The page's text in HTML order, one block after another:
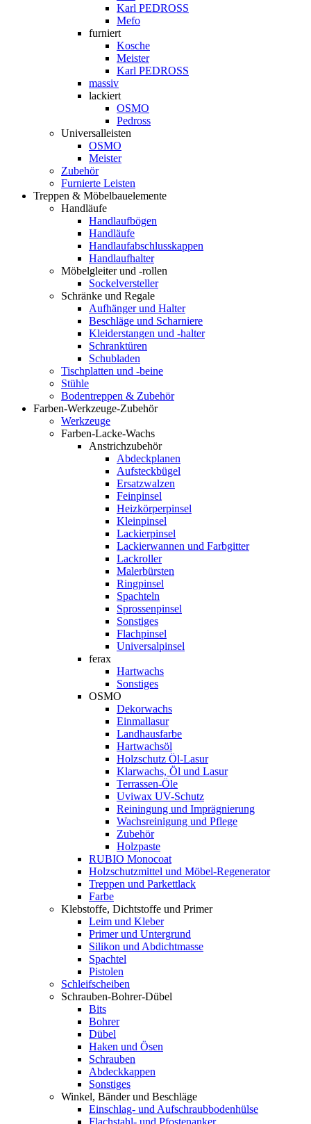
Karl PEDROSS
Mefo
furniert
Kosche
Meister
Karl PEDROSS
massiv
lackiert
OSMO
Pedross
Universalleisten
OSMO
Meister
Zubehör
Furnierte Leisten
Treppen & Möbelbauelemente
Handläufe
Handlaufbögen
Handläufe
Handlaufabschlusskappen
Handlaufhalter
Möbelgleiter und -rollen
Sockelversteller
Schränke und Regale
Aufhänger und Halter
Beschläge und Scharniere
Kleiderstangen und -halter
Schranktüren
Schubladen
Tischplatten und -beine
Stühle
Bodentreppen & Zubehör
Farben-Werkzeuge-Zubehör
Werkzeuge
Farben-Lacke-Wachs
Anstrichzubehör
Abdeckplanen
Aufsteckbügel
Ersatzwalzen
Feinpinsel
Heizkörperpinsel
Kleinpinsel
Lackierpinsel
Lackierwannen und Farbgitter
Lackroller
Malerbürsten
Ringpinsel
Spachteln
Sprossenpinsel
Sonstiges
Flachpinsel
Universalpinsel
ferax
Hartwachs
Sonstiges
OSMO
Dekorwachs
Einmallasur
Landhausfarbe
Hartwachsöl
Holzschutz Öl-Lasur
Klarwachs, Öl und Lasur
Terrassen-Öle
Uviwax UV-Schutz
Reiningung und Imprägnierung
Wachsreinigung und Pflege
Zubehör
Holzpaste
RUBIO Monocoat
Holzschutzmittel und Möbel-Regenerator
Treppen und Parkettlack
Farbe
Klebstoffe, Dichtstoffe und Primer
Leim und Kleber
Primer und Untergrund
Silikon und Abdichtmasse
Spachtel
Pistolen
Schleifscheiben
Schrauben-Bohrer-Dübel
Bits
Bohrer
Dübel
Haken und Ösen
Schrauben
Abdeckkappen
Sonstiges
Winkel, Bänder und Beschläge
Einschlag- und Aufschraubbodenhülse
Flachstahl- und Pfostenanker